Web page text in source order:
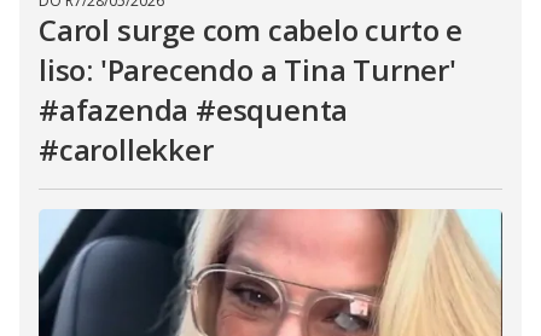
Carol surge com cabelo curto e
liso: 'Parecendo a Tina Turner'
#afazenda #esquenta
#carollekker